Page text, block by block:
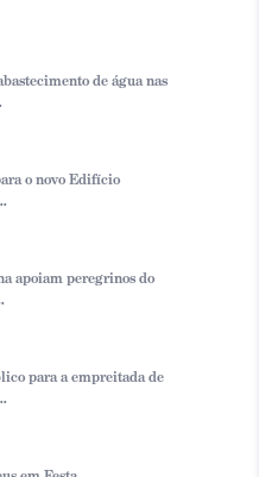
de água nas
o novo Edifício
apoiam peregrinos do
para a empreitada de